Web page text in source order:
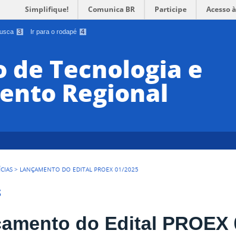
3 Ir para o rodapé 4
Simplifique! Comunica BR Participe Acesso
de Tecnologia e
Regional
> LANÇAMENTO DO EDITAL PROEX 01/2025
do Edital PROEX